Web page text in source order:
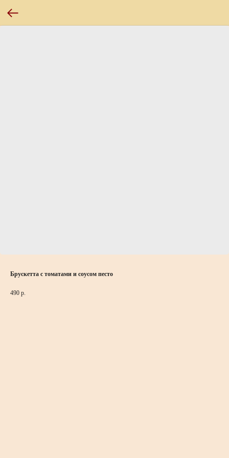
Брускетта с томатами и соусом песто
490 р.